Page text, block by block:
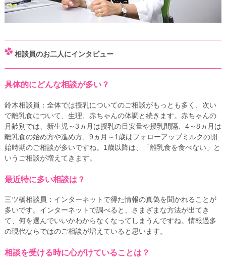
相談員のお二人にインタビュー
具体的にどんな相談が多い？
鈴木相談員：全体では授乳についてのご相談がもっとも多く、次い
で離乳食について、生理、赤ちゃんの体調と続きます。赤ちゃんの
月齢別では、新生児～3ヵ月は授乳の目安量や授乳間隔、4～8ヵ月は
離乳食の始め方や進め方、9ヵ月～1歳はフォローアップミルクの開
始時期のご相談が多いですね。1歳以降は、「離乳食を食べない」と
いうご相談が増えてきます。
最近特に多い相談は？
三ツ橋相談員：インターネットで得た情報の真偽を聞かれることが
多いです。インターネットで調べると、さまざまな方法が出てき
て、何を選んでいいかわからなくなってしまうんですね。情報過多
の現代ならではのご相談が増えていると思います。
相談を受ける時に心がけていることは？